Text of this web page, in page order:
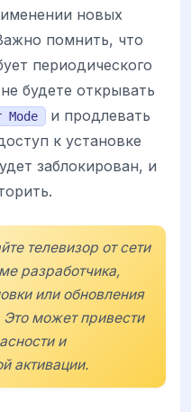
новых
помнить, что
периодического
будете открывать
Mode
и продлевать
к установке
заблокирован, и
телевизор от сети
разработчика,
или обновления
может привести
и
активации.